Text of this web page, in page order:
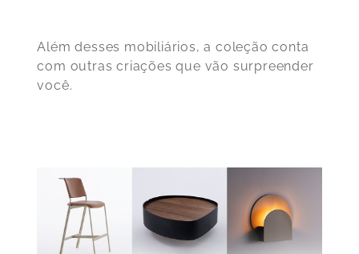
Além desses mobiliários, a coleção conta
com outras criações que vão surpreender
você.